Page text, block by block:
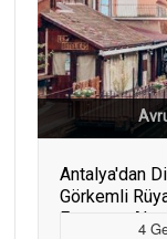
Antalya'dan
Görkemli
Fransa –
4